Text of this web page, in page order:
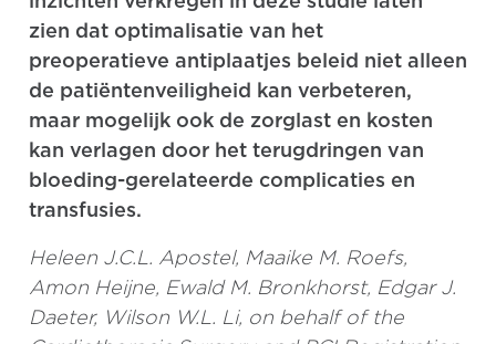
zien dat optimalisatie van het
preoperatieve antiplaatjes beleid niet alleen
de patiëntenveiligheid kan verbeteren,
maar mogelijk ook de zorglast en kosten
kan verlagen door het terugdringen van
bloeding-gerelateerde complicaties en
transfusies.
Heleen J.C.L. Apostel, Maaike M. Roefs,
Amon Heijne, Ewald M. Bronkhorst, Edgar J.
Daeter, Wilson W.L. Li, on behalf of the